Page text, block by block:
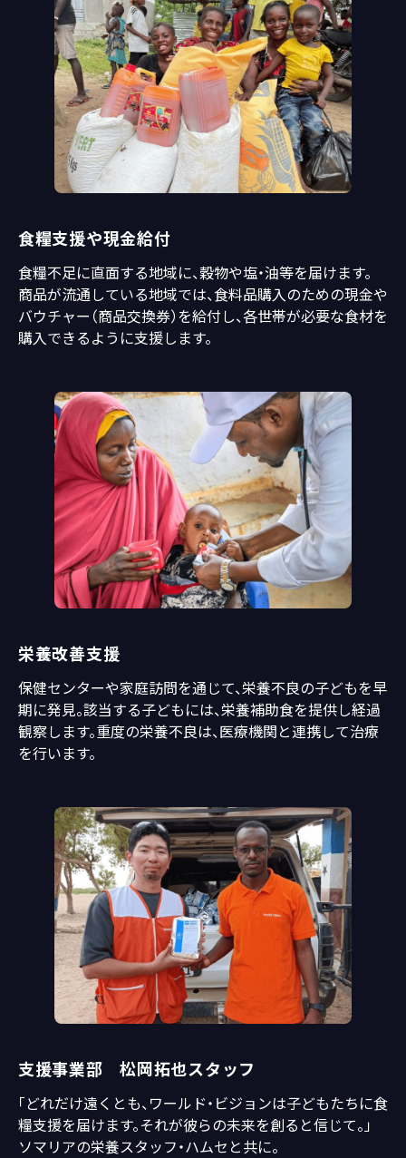
食糧支援や現金給付
食糧不足に直面する地域に、穀物や塩・油等を届けます。
商品が流通している地域では、食料品購入のための現金や
バウチャー（商品交換券）を給付し、各世帯が必要な食材を
購入できるように支援します。
栄養改善支援
保健センターや家庭訪問を通じて、栄養不良の子どもを早
期に発見。該当する子どもには、栄養補助食を提供し経過
観察します。重度の栄養不良は、医療機関と連携して治療
を行います。
支援事業部 松岡拓也スタッフ
「どれだけ遠くとも、ワールド・ビジョンは子どもたちに食
糧支援を届けます。それが彼らの未来を創ると信じて。」
ソマリアの栄養スタッフ・ハムセと共に。